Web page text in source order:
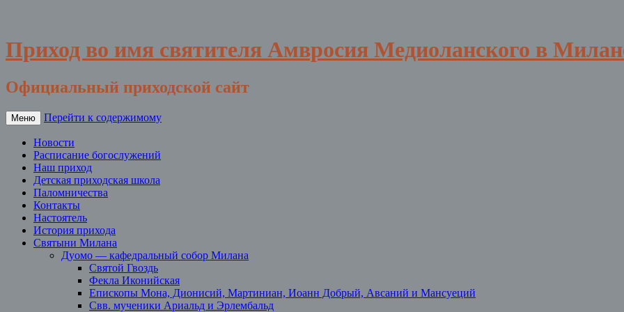
Приход во имя святителя Амвросия Медиоланского в
Официальный приходской сайт
Меню Перейти к содержимому
Новости
Расписание богослужений
Наш приход
Детская приходская школа
Паломничества
Контакты
Настоятель
История прихода
Святыни Милана
Дуомо — кафедральный собор Милана
Святой Гвоздь
Фекла Иконийская
Епископы Мона, Дионисий, Мартиниан, Иоанн Добрый, Авсаний и Мансуеций
Свв. мученики Ариальд и Эрлембальд